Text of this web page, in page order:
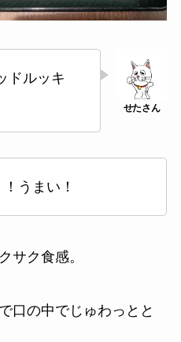
ドルッキ
うまい！
サク食感。
口の中でじゅわっとと